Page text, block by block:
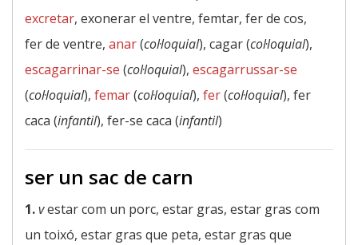
excretar, exonerar el ventre, femtar, fer de cos,
fer de ventre, anar(col·loquial), cagar (col·loquial),
escagarrinar-se (col·loquial), escagarrussar-se
(col·loquial), femar(col·loquial), fer(col·loquial), fer
caca (infantil), fer-se caca (infantil)
ser un sac de carn
1.vestar com un porc, estar gras, estar gras com
un toixó, estar gras que peta, estar gras que